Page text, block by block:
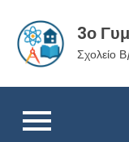
content
3ο
Σχολείο